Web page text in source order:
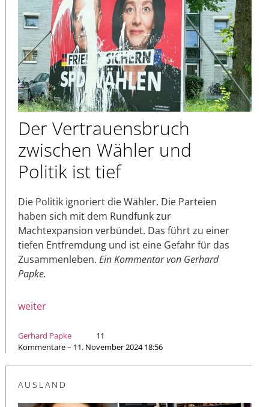
Der Vertrauensbruch
zwischen Wähler und
Politik ist tief
Die Politik ignoriert die Wähler. Die Parteien
haben sich mit dem Rundfunk zur
Machtexpansion verbündet. Das führt zu einer
tiefen Entfremdung und ist eine Gefahr für das
Zusammenleben. Ein Kommentar von Gerhard
Papke.
weiter
Gerhard Papke
11
Kommentare – 11. November 2024 18:56
AUSLAND